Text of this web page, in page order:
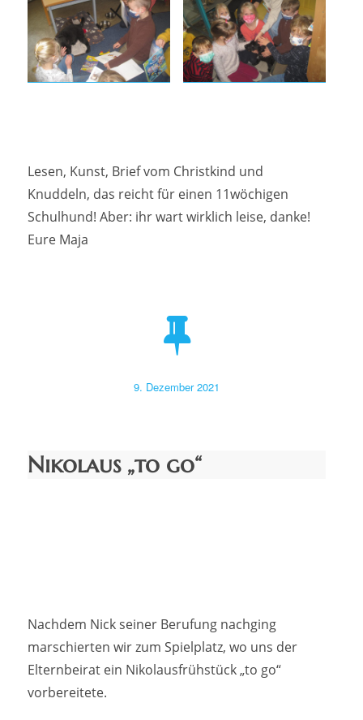
Lesen, Kunst, Brief vom Christkind und
Knuddeln, das reicht für einen 11wöchigen
Schulhund! Aber: ihr wart wirklich leise, danke!
Eure Maja
Veröffentlicht
9. Dezember 2021
Nikolaus „to go“
Nachdem Nick seiner Berufung nachging
marschierten wir zum Spielplatz, wo uns der
Elternbeirat ein Nikolausfrühstück „to go“
vorbereitete.